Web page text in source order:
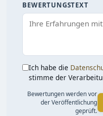
BEWERTUNGSTEXT
Ich habe die
stimme der
Bewertungen werden vor
der Veröffentlichung
geprüft.